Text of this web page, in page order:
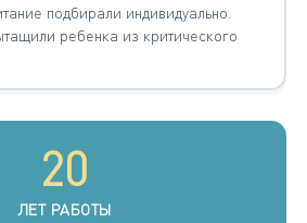
подбирали индивидуально.
ребенка из критического
20
ЛЕТ РАБОТЫ